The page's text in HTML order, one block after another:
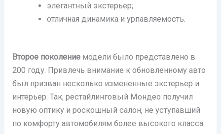
элегантный экстерьер;
отличная динамика и урпавляемость.
Второе поколение модели было представлено в
200 году. Привлечь внимание к обновленному авто
был призван несколько измененные экстерьер и
интерьер. Так, рестайлинговый Мондео получил
новую оптику и роскошный салон, не уступавший
по комфорту автомобилям более высокого класса.